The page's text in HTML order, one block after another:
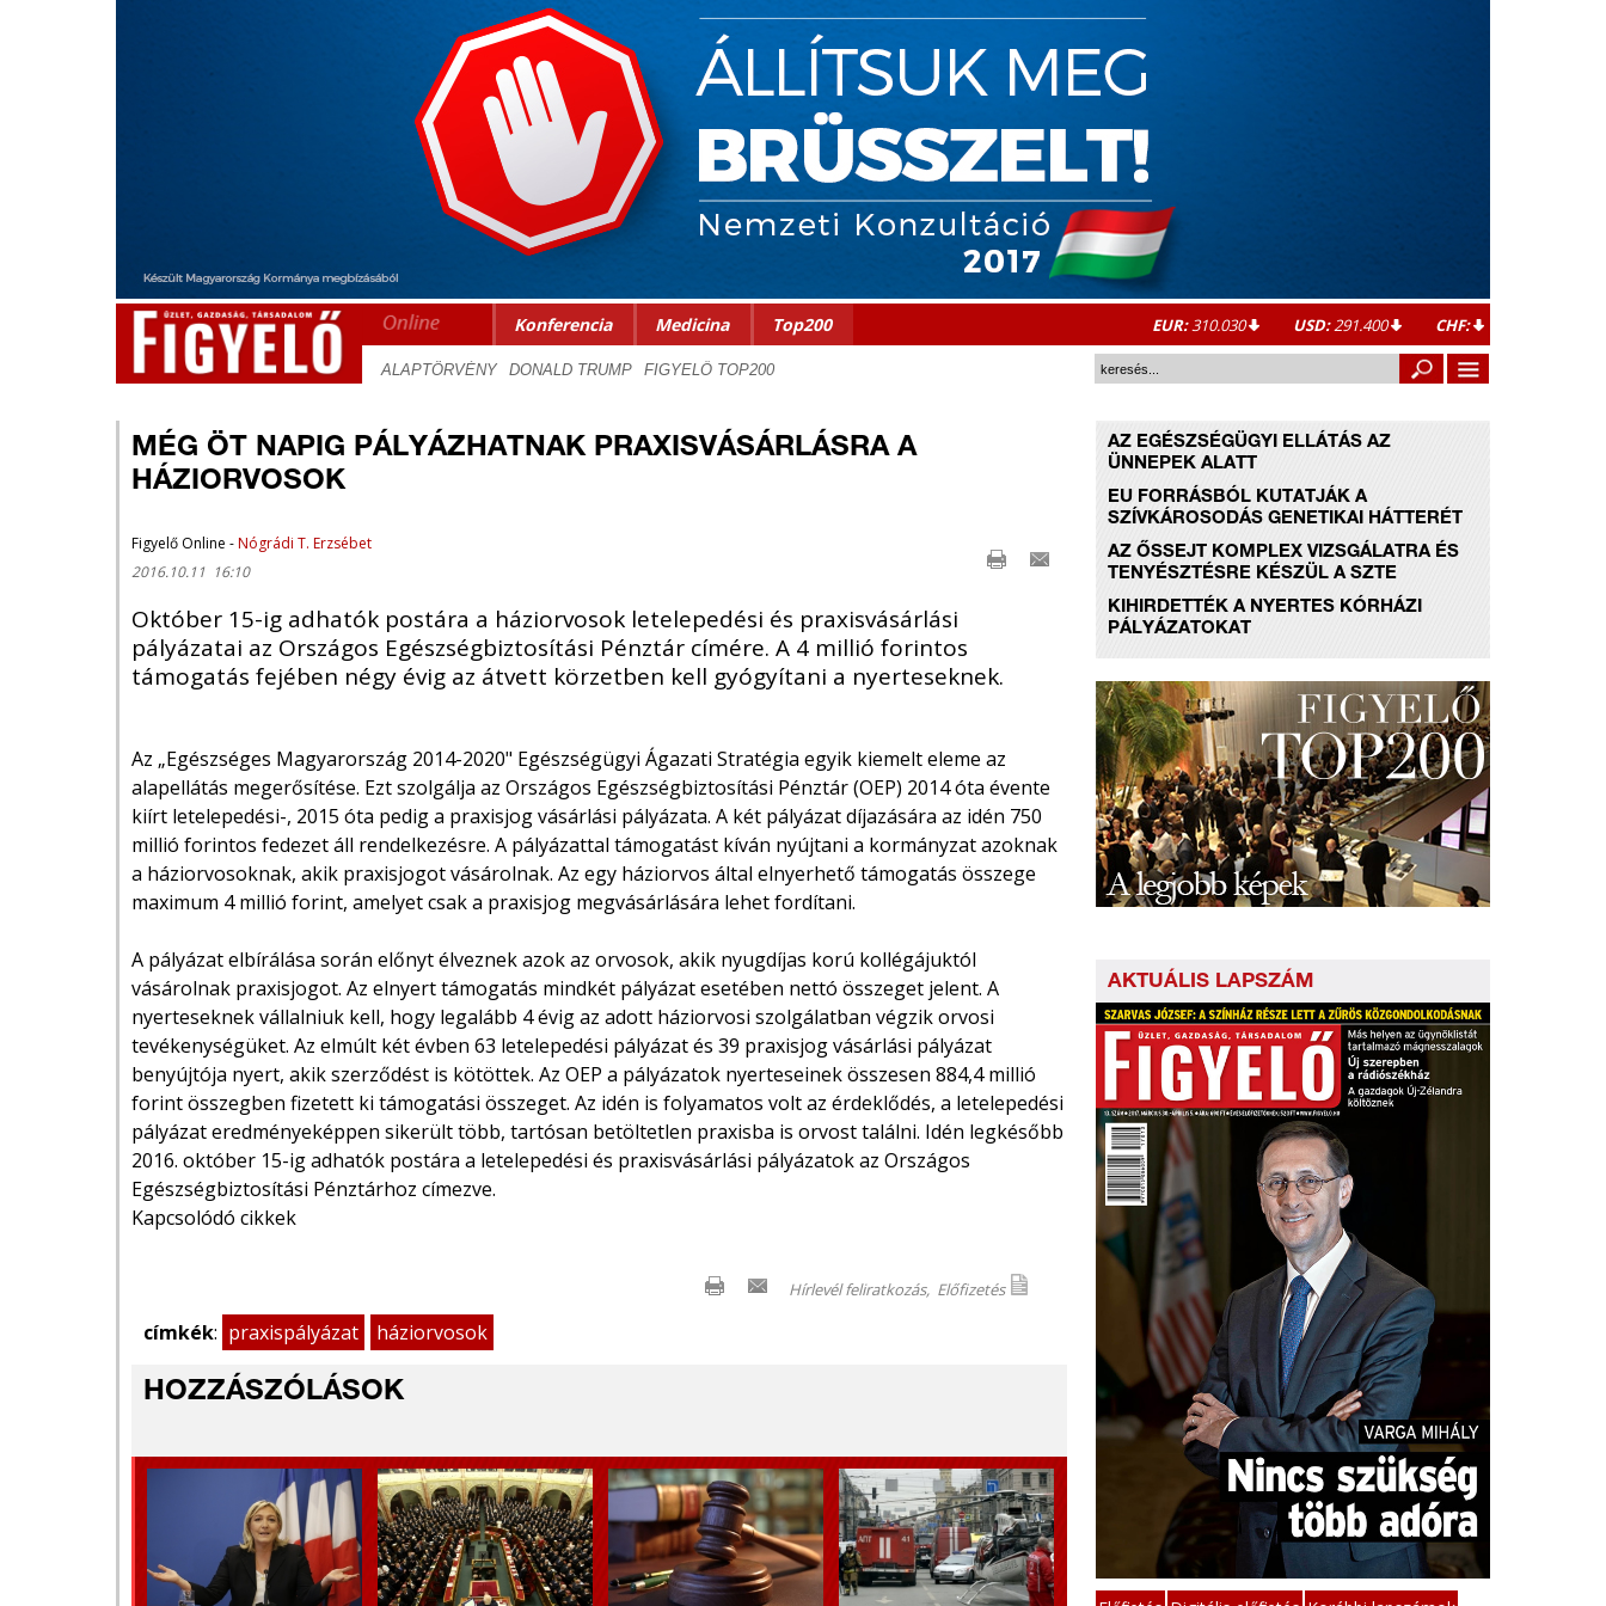
Konferencia Medicina Top200 EUR:310.030 USD:291.400 CHF:
MÉG ÖT NAPIG PÁLYÁZHATNAK PRAXISVÁSÁRLÁSRA A
HÁZIORVOSOK
Figyelő Online -Nógrádi T. Erzsébet
2016.10.11 16:10
Október 15-ig adhatók postára a háziorvosok letelepedési és praxisvásárlási
pályázatai az Országos Egészségbiztosítási Pénztár címére. A 4 millió forintos
támogatás fejében négy évig az átvett körzetben kell gyógyítani a nyerteseknek.
Az „Egészséges Magyarország 2014-2020" Egészségügyi Ágazati Stratégia egyik kiemelt eleme az
alapellátás megerősítése. Ezt szolgálja az Országos Egészségbiztosítási Pénztár (OEP) 2014 óta évente
kiírt letelepedési-, 2015 óta pedig a praxisjog vásárlási pályázata. A két pályázat díjazására az idén 750
millió forintos fedezet áll rendelkezésre. A pályázattal támogatást kíván nyújtani a kormányzat azoknak
a háziorvosoknak, akik praxisjogot vásárolnak. Az egy háziorvos által elnyerhető támogatás összege
maximum 4 millió forint, amelyet csak a praxisjog megvásárlására lehet fordítani.
A pályázat elbírálása során előnyt élveznek azok az orvosok, akik nyugdíjas korú kollégájuktól
vásárolnak praxisjogot. Az elnyert támogatás mindkét pályázat esetében nettó összeget jelent. A
nyerteseknek vállalniuk kell, hogy legalább 4 évig az adott háziorvosi szolgálatban végzik orvosi
tevékenységüket. Az elmúlt két évben 63 letelepedési pályázat és 39 praxisjog vásárlási pályázat
benyújtója nyert, akik szerződést is kötöttek. Az OEP a pályázatok nyerteseinek összesen 884,4 millió
forint összegben fizetett ki támogatási összeget. Az idén is folyamatos volt az érdeklődés, a letelepedési
pályázat eredményeképpen sikerült több, tartósan betöltetlen praxisba is orvost találni. Idén legkésőbb
2016. október 15-ig adhatók postára a letelepedési és praxisvásárlási pályázatok az Országos
Egészségbiztosítási Pénztárhoz címezve.
Kapcsolódó cikkek
Előfizetés
Hírlevél feliratkozás,
címkék: praxispályázat háziorvosok
HOZZÁSZÓLÁSOK
AZ EGÉSZSÉGÜGYI ELLÁTÁS AZ
ÜNNEPEK ALATT
EU FORRÁSBÓL KUTATJÁK A
SZÍVKÁROSODÁS GENETIKAI HÁTTERÉT
AZ ŐSSEJT KOMPLEX VIZSGÁLATRA ÉS
TENYÉSZTÉSRE KÉSZÜL A SZTE
KIHIRDETTÉK A NYERTES KÓRHÁZI
PÁLYÁZATOKAT
AKTUÁLIS LAPSZÁM